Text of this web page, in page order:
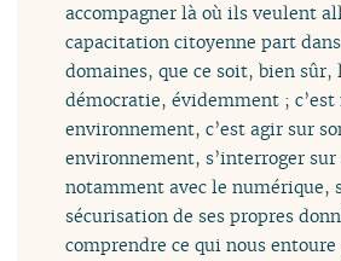
accompagner là où ils veulent
capacitation citoyenne part
domaines, que ce soit, bien sûr,
démocratie, évidemment ; c’est
environnement, c’est agir sur
environnement, s’interroger sur
notamment avec le numérique,
sécurisation de ses propres
comprendre ce qui nous entoure